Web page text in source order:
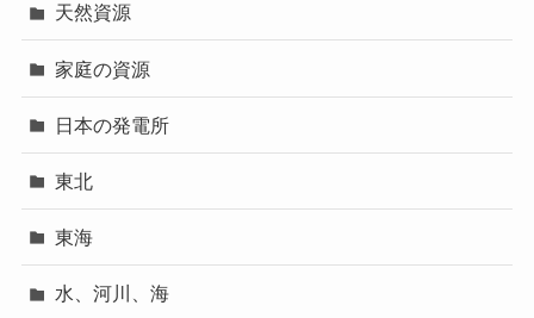
天然資源
家庭の資源
日本の発電所
東北
東海
水、河川、海